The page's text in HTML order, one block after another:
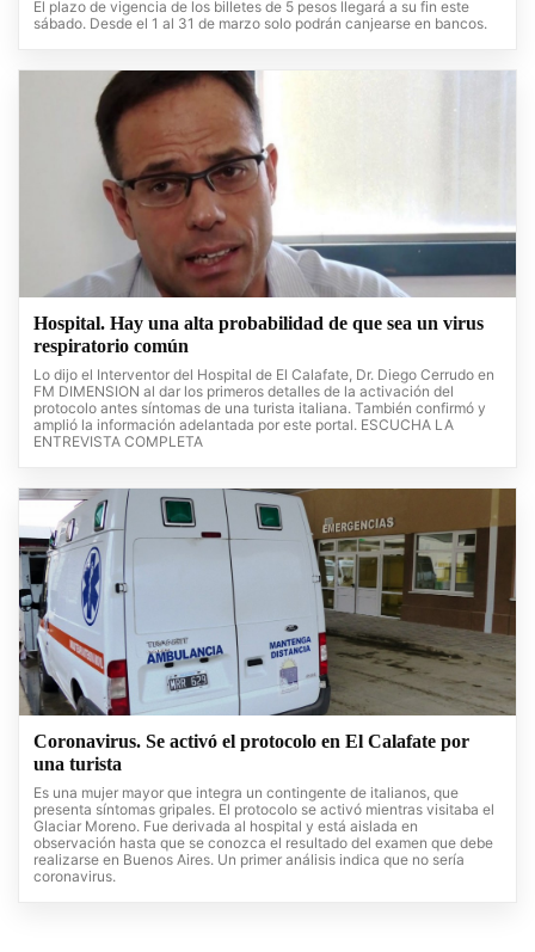
El plazo de vigencia de los billetes de 5 pesos llegará a su fin este
sábado. Desde el 1 al 31 de marzo solo podrán canjearse en bancos.
Hospital. Hay una alta probabilidad de que sea un virus
respiratorio común
Lo dijo el Interventor del Hospital de El Calafate, Dr. Diego Cerrudo en
FM DIMENSION al dar los primeros detalles de la activación del
protocolo antes síntomas de una turista italiana. También confirmó y
amplió la información adelantada por este portal. ESCUCHA LA
ENTREVISTA COMPLETA
Coronavirus. Se activó el protocolo en El Calafate por
una turista
Es una mujer mayor que integra un contingente de italianos, que
presenta síntomas gripales. El protocolo se activó mientras visitaba el
Glaciar Moreno. Fue derivada al hospital y está aislada en
observación hasta que se conozca el resultado del examen que debe
realizarse en Buenos Aires. Un primer análisis indica que no sería
coronavirus.